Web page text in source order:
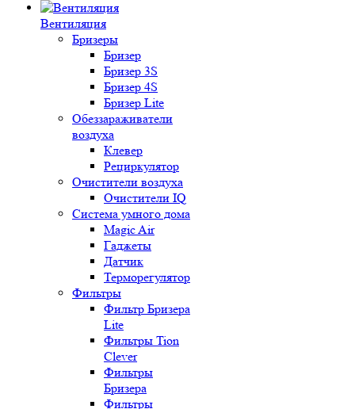
Вентиляция
Бризеры
Бризер
Бризер 3S
Бризер 4S
Бризер Lite
Обеззараживатели
воздуха
Клевер
Рециркулятор
Очистители воздуха
Очистители IQ
Система умного дома
Magic Air
Гаджеты
Датчик
Терморегулятор
Фильтры
Фильтр Бризера
Lite
Фильтры Tion
Clever
Фильтры
Бризера
Фильтры